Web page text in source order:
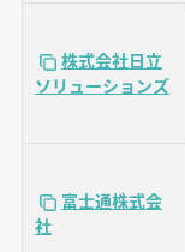
株式会社日立
ソリューションズ
富士通株式会
社